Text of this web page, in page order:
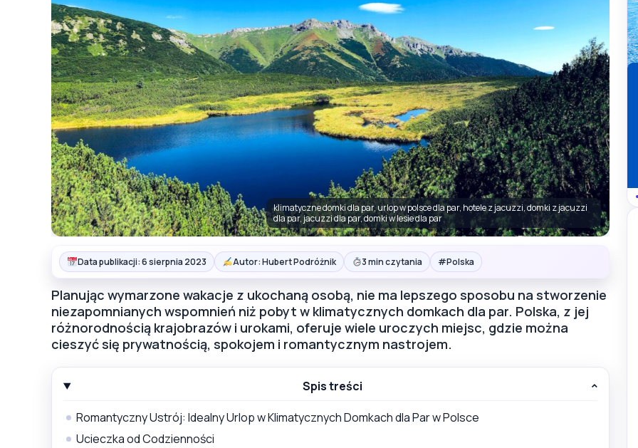
klimatyczne domki dla par, urlop w polsce dla par, hotele z jacuzzi, domki z jacuzzi
dla par, jacuzzi dla par, domki w lesie dla par
Data publikacji: 6 sierpnia 2023 Autor: Hubert Podróżnik 3 min czytania #Polska
Planując wymarzone wakacje z ukochaną osobą, nie ma lepszego sposobu na stworzenie
niezapomnianych wspomnień niż pobyt w klimatycznych domkach dla par. Polska, z jej
różnorodnością krajobrazów i urokami, oferuje wiele uroczych miejsc, gdzie można
cieszyć się prywatnością, spokojem i romantycznym nastrojem.
Spis treści
Romantyczny Ustrój: Idealny Urlop w Klimatycznych Domkach dla Par w Polsce
Ucieczka od Codzienności